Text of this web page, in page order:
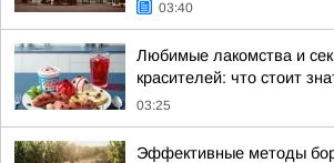
03:40
Любимые лакомства и
красителей: что стоит
03:25
Эффективные методы